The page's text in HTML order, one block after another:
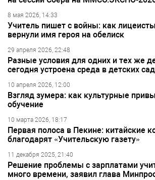
8 мая 2026, 14:33
Учитель пишет с войны: как
вернули имя героя на обелиск
29 апреля 2026, 22:48
Разные условия для одних и тех же
сегодня устроена среда в детских
10 апреля 2026, 12:00
Взгляд зумера: как культурные
обучение
10 марта 2026, 18:17
Первая полоса в Пекине: китайские
благодарят «Учительскую газету»
11 декабря 2025, 21:40
Решение проблемы с зарплатами
много времени, заявил глава